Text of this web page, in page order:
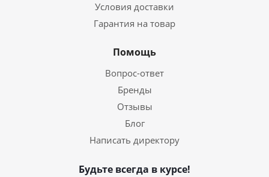
Условия доставки
Гарантия на товар
Помощь
Вопрос-ответ
Бренды
Отзывы
Блог
Написать директору
Будьте всегда в курсе!